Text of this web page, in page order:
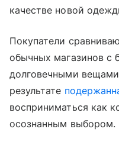
качестве новой
Покупатели
обычных магазинов с
долговечными
результате
восприниматься как
осознанным выбором.